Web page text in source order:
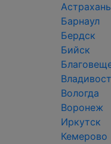
Астрахань
Барнаул
Бердск
Бийск
Вологда
Воронеж
Иркутск
Кемерово